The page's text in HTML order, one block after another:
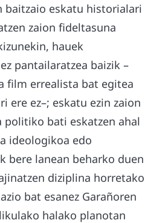
baitzaio eskatu historialari
zaion fideltasuna
hauek
pantailaratzea baizik –
film errealista bat egitea
ere ez–; eskatu ezin zaion
politiko bati eskatzen ahal
ideologikoa edo
bere lanean beharko duen
diziplina horretako
bat esanez Garañoren
halako planotan